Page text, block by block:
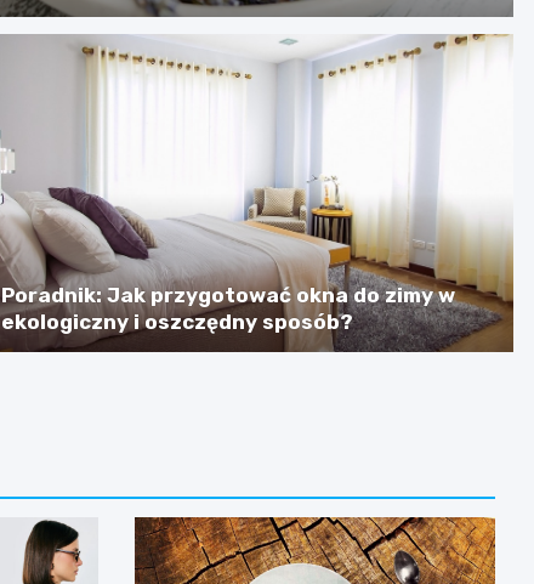
Poradnik: Jak przygotować okna do zimy w
ekologiczny i oszczędny sposób?